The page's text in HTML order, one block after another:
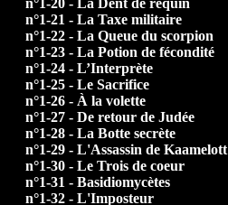
n°1-20 - La Dent de requin
n°1-21 - La Taxe militaire
n°1-22 - La Queue du scorpion
n°1-23 - La Potion de fécondité
n°1-24 - L’Interprète
n°1-25 - Le Sacrifice
n°1-26 - À la volette
n°1-27 - De retour de Judée
n°1-28 - La Botte secrète
n°1-29 - L'Assassin de Kaamelott
n°1-30 - Le Trois de coeur
n°1-31 - Basidiomycètes
n°1-32 - L'Imposteur